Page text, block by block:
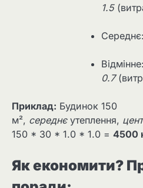
1.5
Середнє:
Відмінне:
0.7
Приклад: Будинок 150
м², середнєутеплення,
150 * 30 * 1.0 * 1.0 = 4500
Як економити?